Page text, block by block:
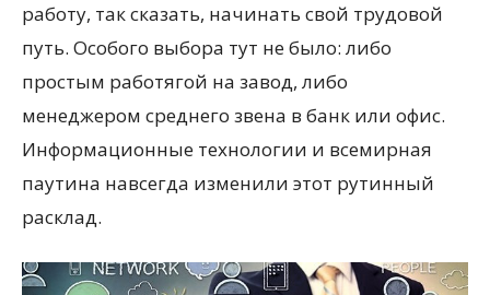
работу, так сказать, начинать свой трудовой
путь. Особого выбора тут не было: либо
простым работягой на завод, либо
менеджером среднего звена в банк или офис.
Информационные технологии и всемирная
паутина навсегда изменили этот рутинный
расклад.